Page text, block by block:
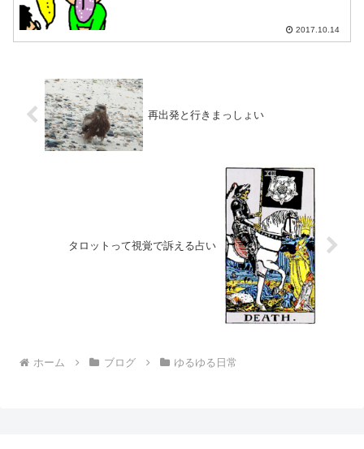
2017.10.14
再出発と行きまっしょい
タロットって視覚で訴える占い
ホーム ブログ ゆるゆる日常